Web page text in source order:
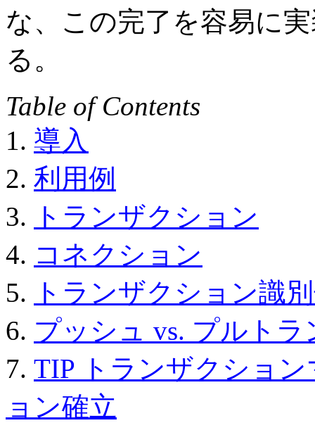
な、この完了を容易に
る。
Table of Contents
1. 導入
2. 利用例
3.
トランザクション
4. コネクション
5.
トランザクション識
6. プッシュ vs. プルト
7. TIP トランザクショ
ョン確立